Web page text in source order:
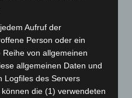
Aufruf der
Person oder ein
von allgemeinen
allgemeinen Daten und
Logfiles des Servers
die (1) verwendeten